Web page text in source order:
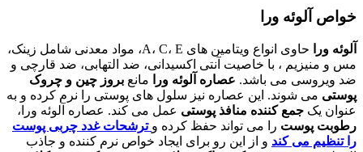
خواص آلوئه ورا
آلوئه ورا
حاوی انواع ویتامین های A، C، E، مواد معدنی شامل زینک،
مس و منیزیم ، با خاصیت آنتی اکسیدانی، ضد التهابی، ضد قارچی و
ضد ویروسی می باشد. عصاره آلوئه ورا مانع بروز چین و چروک
پوستی می شوند. این عصاره نیز سلول های پوستی را نرم کرده و به
عنوان یک جمع کننده منافذ پوستی عمل می کند. عصاره آلوئه ورا،
رطوبت پوست را می تواند حفظ کرده و ترشحات غدد چربی پوست
را تنظیم می کند و از این رو برای ایجاد خواص نرم کننده و جاذب